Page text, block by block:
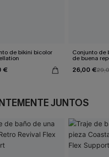
de bikini bicolor
€
Conjunto de
de buena
26,00 €
JUNTOS